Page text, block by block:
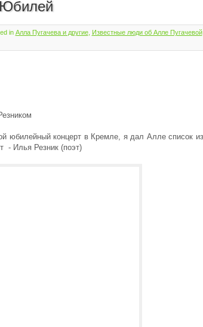
in Алла Пугачева и другие, Известные люди об Алле Пугачевой
юбилейный концерт в Кремле, я дал Алле список из
- Илья Резник (поэт)